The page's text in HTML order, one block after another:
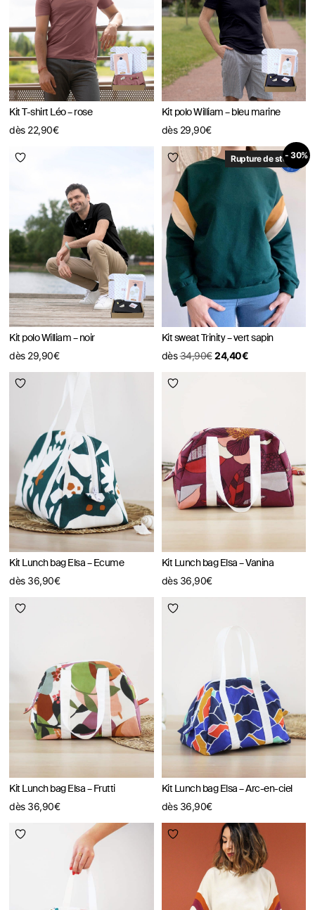
Kit T-shirt Léo – rose
dès 22,90€
Kit polo William – bleu marine
dès 29,90€
Kit polo William – noir
dès 29,90€
- 30%
Rupture de stock
Kit sweat Trinity – vert sapin
dès34,90€ 24,40€
Kit Lunch bag Elsa – Ecume
dès 36,90€
Kit Lunch bag Elsa – Vanina
dès 36,90€
Kit Lunch bag Elsa – Frutti
dès 36,90€
Kit Lunch bag Elsa – Arc-en-ciel
dès 36,90€